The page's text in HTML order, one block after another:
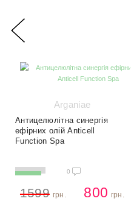
Arganiae
Антицелюлітна синергія
ефірних олій Anticell
Function Spa
0
1599 грн. 800 грн.